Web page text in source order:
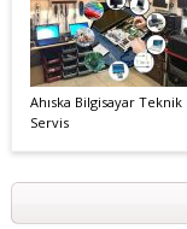
Ahıska Bilgisayar Teknik
Servis